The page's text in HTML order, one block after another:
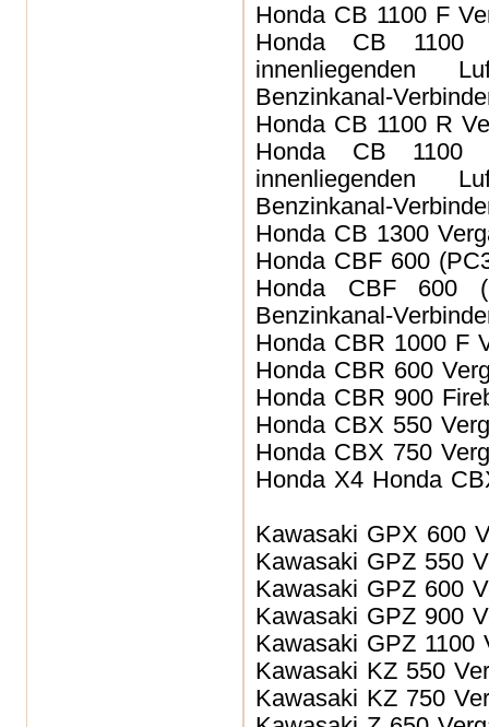
Honda CB 1100 F
Honda CB 1100
innenliegenden
Benzinkanal-
Honda CB 1100 R
Honda CB
innenliegenden
Benzinkanal-
Honda CB 1300
Honda CBF 600
Honda CBF 600
Benzinkanal-
Honda CBR 1000 F
Honda CBR 600
Honda CBR 900
Honda CBX 550
Honda CBX 750
Honda X4 Honda
Kawasaki GPX 600
Kawasaki GPZ 550
Kawasaki GPZ 600
Kawasaki GPZ 900
Kawasaki GPZ 1100
Kawasaki KZ 550
Kawasaki KZ 750